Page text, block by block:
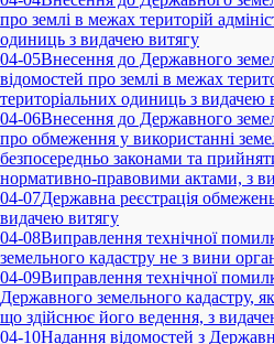
про землі в межах територій
одиниць з видачею витягу
04-05Внесення до Державного
відомостей про землі в межах
територіальних одиниць з видачею
04-06Внесення до Державного
про обмеження у використанні
безпосередньо законами та
нормативно-правовими актами, з
04-07Державна реєстрація
видачею витягу
04-08Виправлення технічної
земельного кадастру не з вини
04-09Виправлення технічної
Державного земельного кадастру,
що здійснює його ведення, з
04-10Надання відомостей з